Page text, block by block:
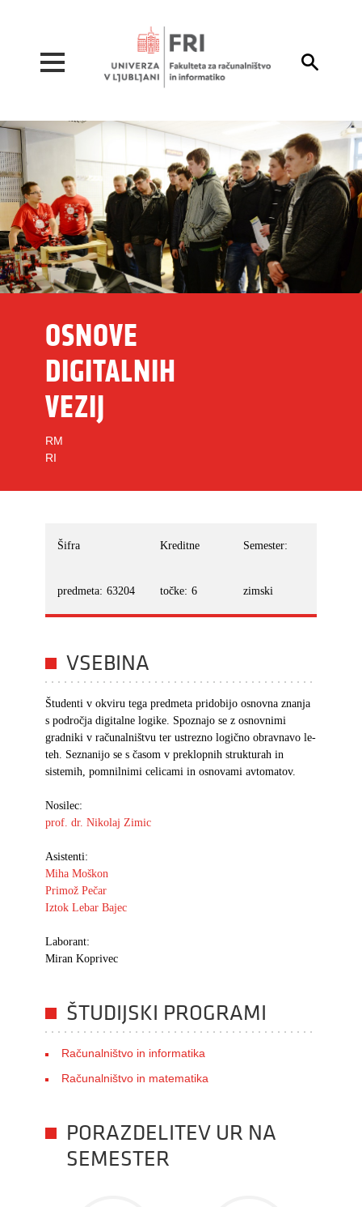

OSNOVE
DIGITALNIH
VEZIJ
RM
RI
Šifra
predmeta: 63204
Kreditne
točke: 6
Semester:
zimski
VSEBINA
Študenti v okviru tega predmeta pridobijo osnovna znanja
s področja digitalne logike. Spoznajo se z osnovnimi
gradniki v računalništvu ter ustrezno logično obravnavo le-
teh. Seznanijo se s časom v preklopnih strukturah in
sistemih, pomnilnimi celicami in osnovami avtomatov.
Nosilec:
prof. dr. Nikolaj Zimic
Asistenti:
Miha Moškon
Primož Pečar
Iztok Lebar Bajec
Laborant:
Miran Koprivec
ŠTUDIJSKI PROGRAMI
Računalništvo in informatika
Računalništvo in matematika
PORAZDELITEV UR NA
SEMESTER